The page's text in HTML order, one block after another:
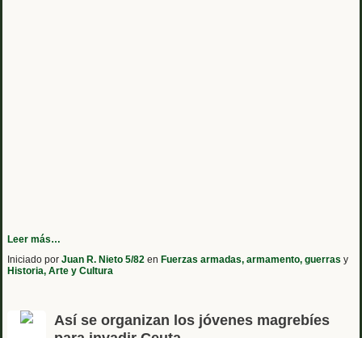
Leer más…
Iniciado por Juan R. Nieto 5/82 en Fuerzas armadas, armamento, guerras y
Historia, Arte y Cultura
Así se organizan los jóvenes magrebíes